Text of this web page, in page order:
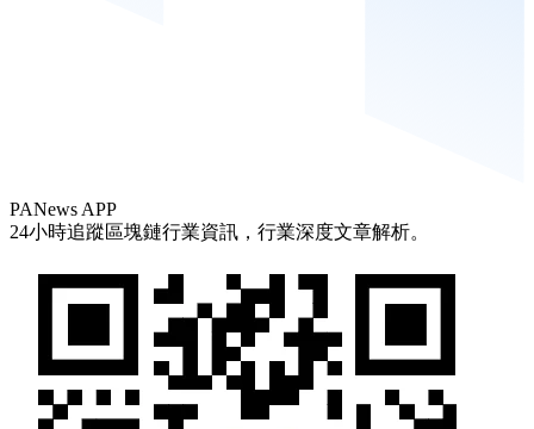
PANews APP
24小時追蹤區塊鏈行業資訊，行業深度文章解析。